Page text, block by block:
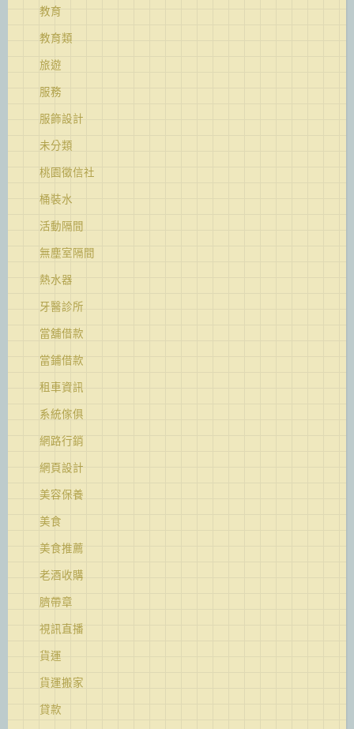
教育
教育類
旅遊
服務
服飾設計
未分類
桃園徵信社
桶裝水
活動隔間
無塵室隔間
熱水器
牙醫診所
當舖借款
當鋪借款
租車資訊
系統傢俱
網路行銷
網頁設計
美容保養
美食
美食推薦
老酒收購
臍帶章
視訊直播
貨運
貨運搬家
貸款